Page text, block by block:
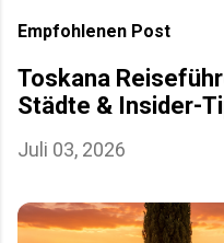
Empfohlenen Post
Toskana
Städte & Insider-
Juli 03, 2026